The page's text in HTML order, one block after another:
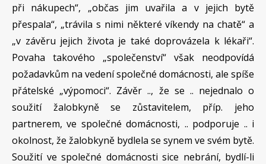
při nákupech“, „občas jim uvařila a v jejich bytě
přespala“, „trávila s nimi některé víkendy na chatě“ a
„v závěru jejich života je také doprovázela k lékaři“.
Povaha takového „společenství“ však neodpovídá
požadavkům na vedení společné domácnosti, ale spíše
přátelské „výpomoci“. Závěr .., že se .. nejednalo o
soužití žalobkyně se zůstavitelem, příp. jeho
partnerem, ve společné domácnosti, .. podporuje .. i
okolnost, že žalobkyně bydlela se synem ve svém bytě.
Soužití ve společné domácnosti sice nebrání, bydlí-li